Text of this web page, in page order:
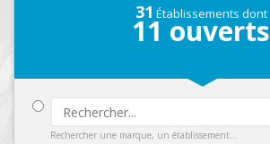
31 Établissements dont
11 ouverts
Rechercher une marque, un établissement...